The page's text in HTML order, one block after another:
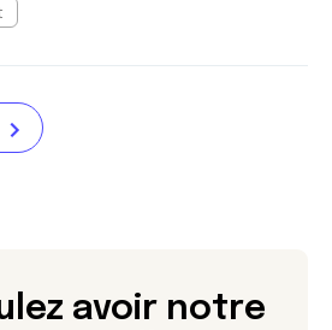
avoir notre